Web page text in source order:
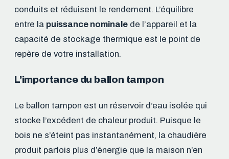
conduits et réduisent le rendement. L’équilibre
entre la puissance nominale de l’appareil et la
capacité de stockage thermique est le point de
repère de votre installation.
L’importance du ballon tampon
Le ballon tampon est un réservoir d’eau isolée qui
stocke l’excédent de chaleur produit. Puisque le
bois ne s’éteint pas instantanément, la chaudière
produit parfois plus d’énergie que la maison n’en